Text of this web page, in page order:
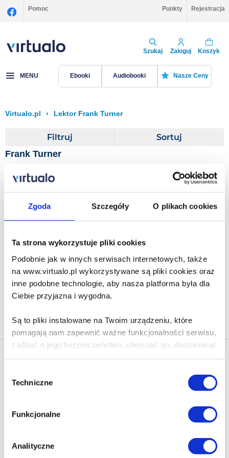
Zgoda Szczegóły O plikach cookies
Ta strona wykorzystuje pliki cookies
Podobnie jak w innych serwisach internetowych, także
na www.virtualo.pl wykorzystywane są pliki cookies oraz
inne podobne technologie, aby nasza platforma była dla
Ciebie przyjazna i wygodna.
Są to pliki instalowane na Twoim urządzeniu, które
pomagają nam zapewnić ważne funkcjonalności serwisu,
zadbać o jego bezpieczeństwo, ulepszać go, dostosować
Poza plikami, które są nam niezbędne do prawidłowego
i bezpiecznego działania serwisu - są także takie, które
wymagają Twojej zgody.
Każda udzielona zgoda poprawi Twoje doświadczenia
zgody
Techniczne
Funkcjonalne
Analityczne
Pomoc Punkty Rejestracja
Szukaj Zaloguj Koszyk
MENU Ebooki Audiobooki Nasze Ceny
Virtualo.pl › Lektor Frank Turner
Filtruj Sortuj
Frank Turner
Sir Gawain and the Green
Knight
Do koszyka Na prezent
Newsletter - rabat 10%
marketingowych dotyczących virtualo.pl oraz partnerów biznesowych
Zgodę można wycofać w każdym czasie w sposób określony w
Polityce Prywatności